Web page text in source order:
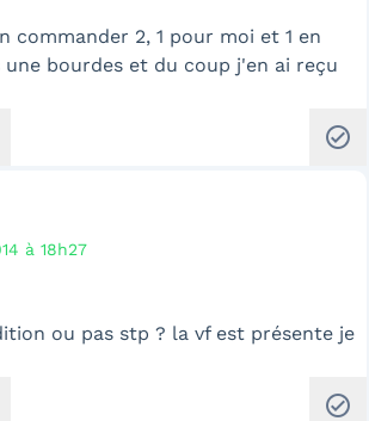
commander 2, 1 pour moi et 1 en
une bourdes et du coup j'en ai reçu
check_circle
à 18h27
ou pas stp ? la vf est présente je
check_circle